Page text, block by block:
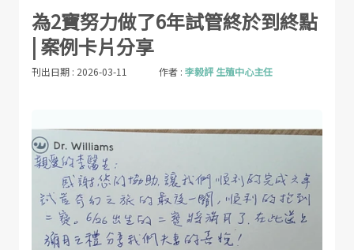
為2寶努力做了6年試管終於到終點
| 案例卡片分享
刊出日期 : 2026-03-11 作者 : 李毅評 生殖中心主任